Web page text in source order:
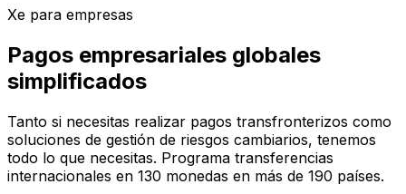
Xe para empresas
Pagos empresariales globales
simplificados
Tanto si necesitas realizar pagos transfronterizos como
soluciones de gestión de riesgos cambiarios, tenemos
todo lo que necesitas. Programa transferencias
internacionales en 130 monedas en más de 190 países.